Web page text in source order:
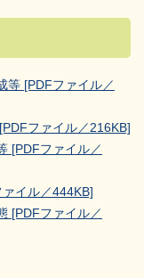
等 [PDFファイル／
ファイル／216KB]
[PDFファイル／
イル／444KB]
[PDFファイル／